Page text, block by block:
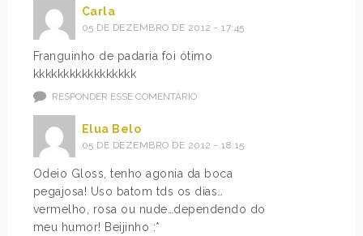
Carla
05 DE DEZEMBRO DE 2012 - 17:45
Franguinho de padaria foi ótimo
kkkkkkkkkkkkkkkkk
RESPONDER ESSE COMENTÁRIO
Elua Belo
05 DE DEZEMBRO DE 2012 - 18:15
Odeio Gloss, tenho agonia da boca
pegajosa! Uso batom tds os dias…
vermelho, rosa ou nude…dependendo do
meu humor! Beijinho :*